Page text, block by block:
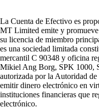
La Cuenta de Efectivo es
MT Limited emite y
su licencia de miembro
es una sociedad limitada
mercantil C 90348 y oficina
Mikiel Ang Borg, SPK 1000,
autorizada por la Autoridad
emitir dinero electrónico en
instituciones financieras que
electrónico.